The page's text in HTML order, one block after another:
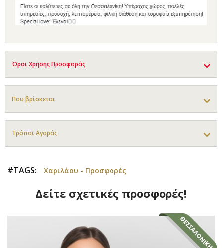
Όροι Χρήσης Προσφοράς
Που βρίσκεται
Τρόποι Αγοράς
#TAGS: Χαριλάου - Προσφορές
Δείτε σχετικές προσφορές!